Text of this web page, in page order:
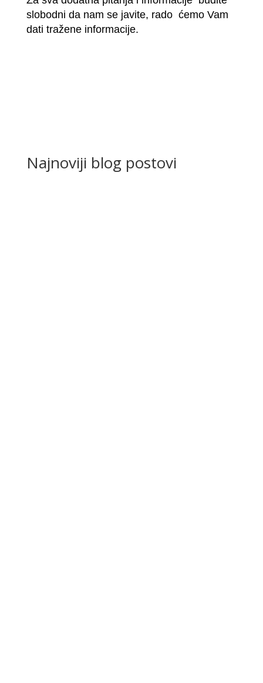
slobodni da nam se javite, rado ćemo Vam
dati tražene informacije.
Najnoviji blog postovi